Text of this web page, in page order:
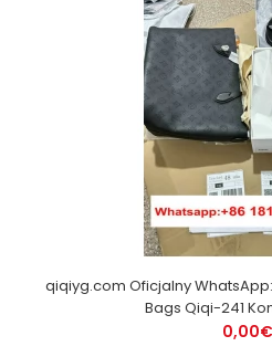
qiqiyg.com Oficjalny WhatsApp:
Bags Qiqi-241
0,00€